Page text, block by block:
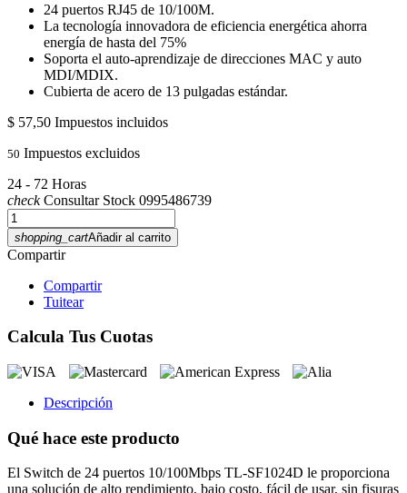
24 puertos RJ45 de 10/100M.
La tecnología innovadora de eficiencia energética ahorra
energía de hasta del 75%
Soporta el auto-aprendizaje de direcciones MAC y auto
MDI/MDIX.
Cubierta de acero de 13 pulgadas estándar.
$ 57,50 Impuestos incluidos
50 Impuestos excluidos
24 - 72 Horas
checkConsultar Stock 0995486739
shopping_cartAñadir al carrito
Compartir
Compartir
Tuitear
Calcula Tus Cuotas
Descripción
Qué hace este producto
El Switch de 24 puertos 10/100Mbps TL-SF1024D le proporciona
una solución de alto rendimiento, bajo costo, fácil de usar, sin fisuras